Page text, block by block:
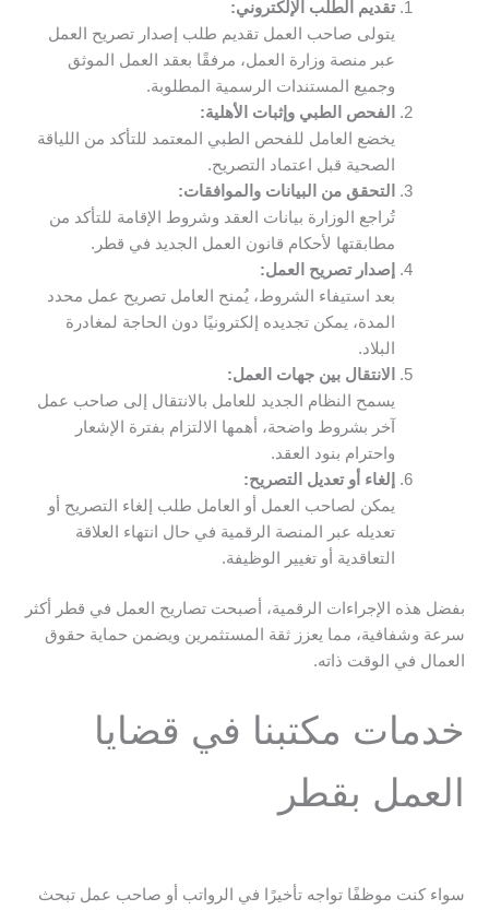
تقديم الطلب الإلكتروني:
يتولى صاحب العمل تقديم طلب إصدار تصريح العمل
عبر منصة وزارة العمل، مرفقًا بعقد العمل الموثق
وجميع المستندات الرسمية المطلوبة.
الفحص الطبي وإثبات الأهلية:
يخضع العامل للفحص الطبي المعتمد للتأكد من اللياقة
الصحية قبل اعتماد التصريح.
التحقق من البيانات والموافقات:
تُراجع الوزارة بيانات العقد وشروط الإقامة للتأكد من
مطابقتها لأحكام قانون العمل الجديد في قطر.
إصدار تصريح العمل:
بعد استيفاء الشروط، يُمنح العامل تصريح عمل محدد
المدة، يمكن تجديده إلكترونيًا دون الحاجة لمغادرة
البلاد.
الانتقال بين جهات العمل:
يسمح النظام الجديد للعامل بالانتقال إلى صاحب عمل
آخر بشروط واضحة، أهمها الالتزام بفترة الإشعار
واحترام بنود العقد.
إلغاء أو تعديل التصريح:
يمكن لصاحب العمل أو العامل طلب إلغاء التصريح أو
تعديله عبر المنصة الرقمية في حال انتهاء العلاقة
التعاقدية أو تغيير الوظيفة.
بفضل هذه الإجراءات الرقمية، أصبحت تصاريح العمل في قطر أكثر
سرعة وشفافية، مما يعزز ثقة المستثمرين ويضمن حماية حقوق
العمال في الوقت ذاته.
خدمات مكتبنا في قضايا
العمل بقطر
سواء كنت موظفًا تواجه تأخيرًا في الرواتب أو صاحب عمل تبحث